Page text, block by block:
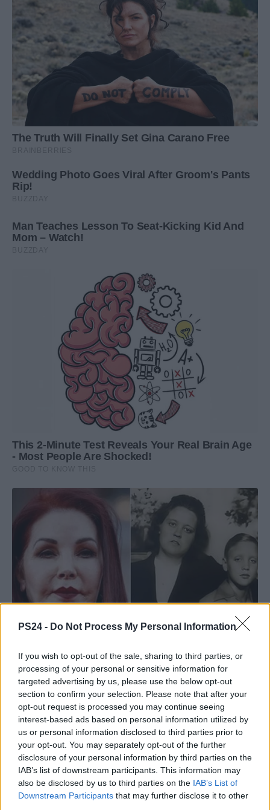
PS24 - Do Not Process My Personal Information
If you wish to opt-out of the sale, sharing to third parties, or
processing of your personal or sensitive information for
targeted advertising by us, please use the below opt-out
section to confirm your selection. Please note that after your
opt-out request is processed you may continue seeing
interest-based ads based on personal information utilized by
us or personal information disclosed to third parties prior to
your opt-out. You may separately opt-out of the further
disclosure of your personal information by third parties on the
IAB’s list of downstream participants. This information may
also be disclosed by us to third parties on the IAB’s List of
Downstream Participants that may further disclose it to other